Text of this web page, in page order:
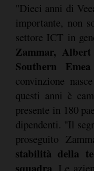
"Dieci anni di
importante, non
settore ICT in
Zammar,
Southern
convinzione
questi anni è
presente in 180
dipendenti. "Il
proseguito
stabilità della
squadra. Le